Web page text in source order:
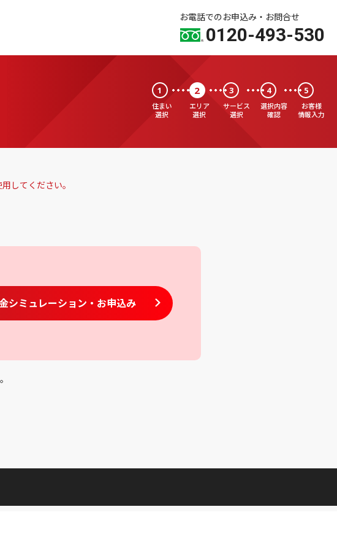
お電話でのお申込み・お問合せ
0120-493-530
1
住まい
選択
2
エリア
選択
3
サービス
選択
4
選択内容
確認
5
お客様
情報入力
してください。
シミュレーション ・お申込み